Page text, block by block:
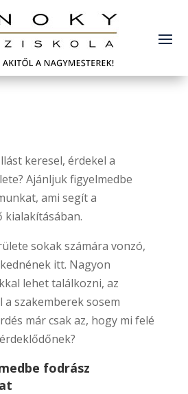
keresel, érdekel a
Ajánljuk figyelmedbe
ami segít a
kialakításában.
sokak számára vonzó,
itt. Nagyon
lehet találkozni, az
szakemberek sosem
már csak az, hogy mi felé
fodrász